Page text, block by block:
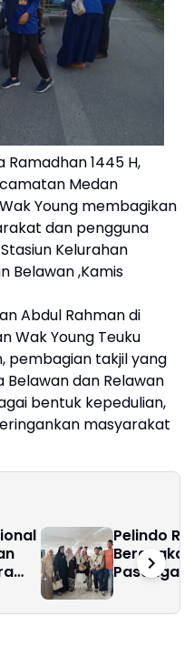
1445 H,
Medan
Young membagikan
dan pengguna
Kelurahan
Belawan ,Kamis
Abdul Rahman di
Wak Young Teuku
pembagian takjil yang
Belawan dan Relawan
bentuk kepedulian,
masyarakat
Pelindo
Pasangan
Umroh